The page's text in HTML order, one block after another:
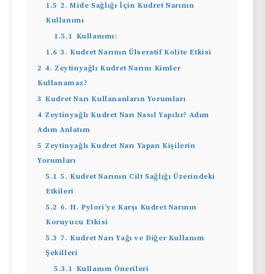
1.5 2. Mide Sağlığı İçin Kudret Narının
Kullanımı
1.5.1 Kullanımı:
1.6 3. Kudret Narının Ülseratif Kolite Etkisi
2 4. Zeytinyağlı Kudret Narını Kimler
Kullanamaz?
3 Kudret Narı Kullananların Yorumları
4 Zeytinyağlı Kudret Narı Nasıl Yapılır? Adım
Adım Anlatım
5 Zeytinyağlı Kudret Narı Yapan Kişilerin
Yorumları
5.1 5. Kudret Narının Cilt Sağlığı Üzerindeki
Etkileri
5.2 6. H. Pylori’ye Karşı Kudret Narının
Koruyucu Etkisi
5.3 7. Kudret Narı Yağı ve Diğer Kullanım
Şekilleri
5.3.1 Kullanım Önerileri